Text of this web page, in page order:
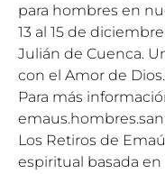
para hombres en
13 al 15 de
Julián de Cuenca.
con el Amor de Dios.
Para más
Los Retiros de
espiritual basada